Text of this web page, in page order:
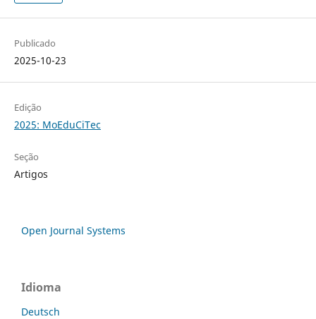
Publicado
2025-10-23
Edição
2025: MoEduCiTec
Seção
Artigos
Open Journal Systems
Idioma
Deutsch